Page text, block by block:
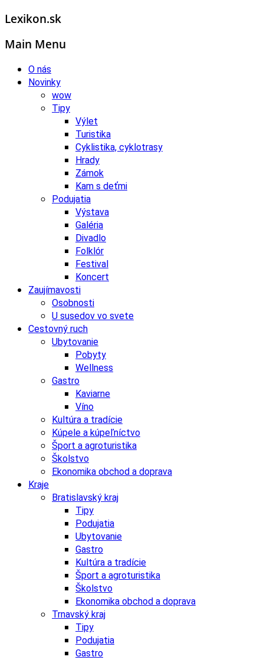
Lexikon.sk
Main Menu
O nás
Novinky
wow
Tipy
Výlet
Turistika
Cyklistika, cyklotrasy
Hrady
Zámok
Kam s deťmi
Podujatia
Výstava
Galéria
Divadlo
Folklór
Festival
Koncert
Zaujímavosti
Osobnosti
U susedov vo svete
Cestovný ruch
Ubytovanie
Pobyty
Wellness
Gastro
Kaviarne
Víno
Kultúra a tradície
Kúpele a kúpeľníctvo
Šport a agroturistika
Školstvo
Ekonomika obchod a doprava
Kraje
Bratislavský kraj
Tipy
Podujatia
Ubytovanie
Gastro
Kultúra a tradície
Šport a agroturistika
Školstvo
Ekonomika obchod a doprava
Trnavský kraj
Tipy
Podujatia
Gastro